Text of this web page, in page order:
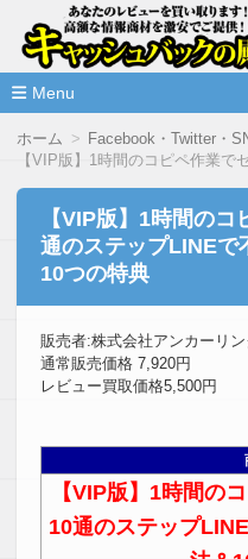
情報商材激安
ュバックの殿
高額な情報商材をレビュ
Menu
ホーム
Facebook・Twitter・
【VIP版】1時間のコピペ作業
【VIP版】1時間の
通のステップLINEで
10つの特典
販売者:株式会社アンカーリン
通常販売価格 7,920円
レビュー買取価格5,500円
【VIP版】1時間の
10通のステップ